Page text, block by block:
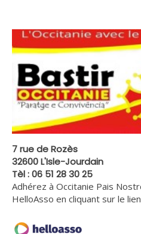
7 rue de Rozès
32600 L'Isle-Jourdain
Tèl : 06 51 28 30 25
Adhérez à Occitanie Pais
HelloAsso en cliquant sur le